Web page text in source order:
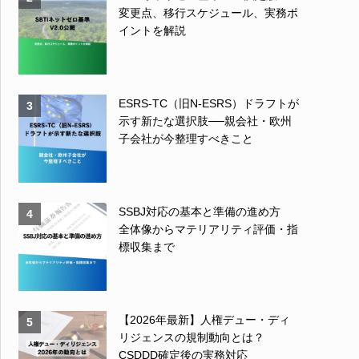
変更点、移行スケジュール、実務ポ
イントを解説
3
ESRS-TC（旧N-ESRS）ドラフトが
示す新たな選択肢──親会社・欧州
子会社が今整理すべきこと
4
SSBJ対応の基本と準備の進め方
全体像からマテリアリティ評価・指
標収集まで
5
【2026年最新】人権デュー・ディ
リジェンスの規制動向とは？
CSDDD確定後の実務対応